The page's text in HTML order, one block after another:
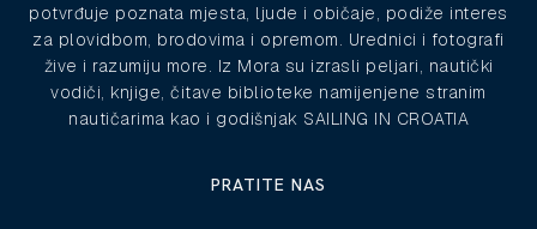
potvrđuje poznata mjesta, ljude i običaje, podiže interes
za plovidbom, brodovima i opremom. Urednici i fotografi
žive i razumiju more. Iz Mora su izrasli peljari, nautički
vodiči, knjige, čitave biblioteke namijenjene stranim
nautičarima kao i godišnjak SAILING IN CROATIA
PRATITE NAS